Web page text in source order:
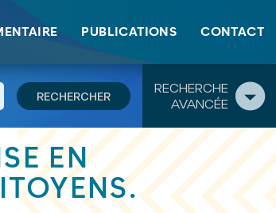
PUBLICATIONS CONTACT
RECHERCHE
AVANCÉE
EN